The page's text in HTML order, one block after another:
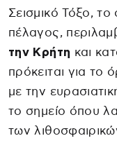
Σεισμικό Τόξο, το
πέλαγος,
την Κρήτη και
πρόκειται για το
με την
το σημείο όπου
των